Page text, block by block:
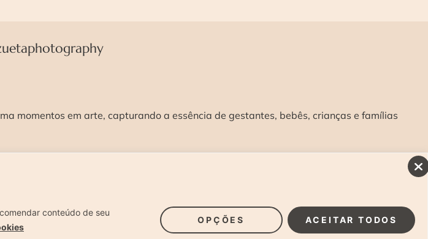
conteúdo de seu
OPÇÕES ACEITAR TODOS
momentos em arte, capturando a essência de gestantes, bebês, crianças e famílias
INSCREVA-SE E RECEBA NOSSAS NOVIDADES: